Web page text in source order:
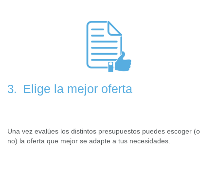
3. Elige la mejor oferta
Una vez evalúes los distintos presupuestos puedes escoger (o
no) la oferta que mejor se adapte a tus necesidades.